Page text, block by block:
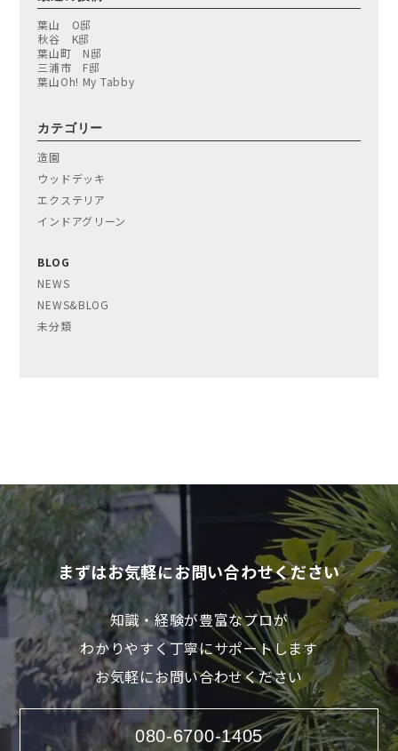
葉山 O邸
秋谷 K邸
葉山町 N邸
三浦市 F邸
葉山Oh! My Tabby
カテゴリー
造園
ウッドデッキ
エクステリア
インドアグリーン
BLOG
NEWS
NEWS&BLOG
未分類
まずはお気軽にお問い合わせください
知識・経験が豊富なプロが
わかりやすく丁寧にサポートします
お気軽にお問い合わせください
080-6700-1405